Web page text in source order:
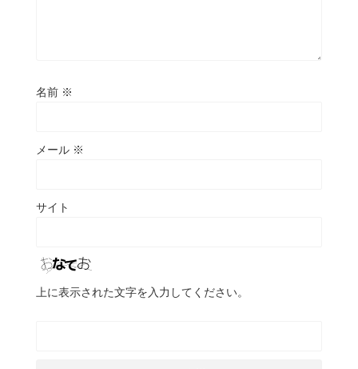
名前 ※
メール ※
サイト
上に表示された文字を入力してください。